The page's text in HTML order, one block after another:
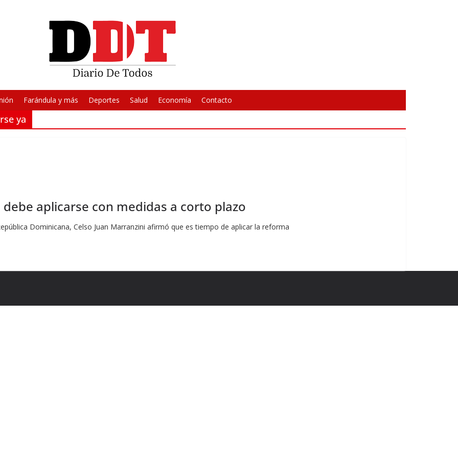
Farándula y más Deportes Salud Economía Contacto
ya
aplicarse con medidas a corto plazo
Dominicana, Celso Juan Marranzini afirmó que es tiempo de aplicar la reforma